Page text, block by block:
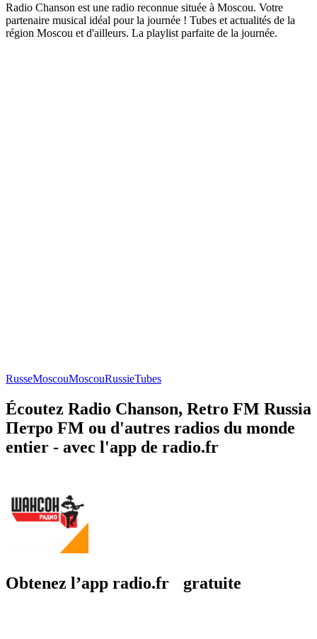
Radio Chanson est une radio reconnue située à Moscou. Votre
partenaire musical idéal pour la journée ! Tubes et actualités de la
région Moscou et d'ailleurs. La playlist parfaite de la journée.
RusseMoscouMoscouRussieTubes
Écoutez Radio Chanson, Retro FM Russia
Петро FM ou d'autres radios du monde
entier - avec l'app de radio.fr
Obtenez l’app radio.fr gratuite